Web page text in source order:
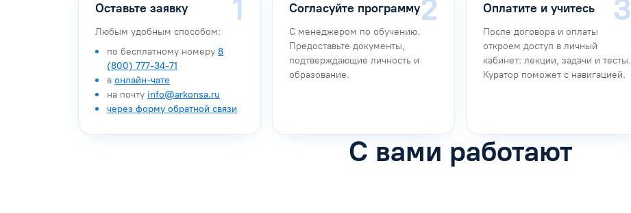
Оставьте заявку
Любым удобным способом:
по бесплатному номеру 8
(800) 777-34-71
в онлайн-чате
на почту info@arkonsa.ru
через форму обратной связи
Согласуйте программу
С менеджером по обучению.
Предоставьте документы,
подтверждающие личность и
образование.
Оплатите и учитесь
После договора и оплаты
откроем доступ в личный
кабинет: лекции, задачи и тесты.
Куратор поможет с навигацией.
С вами работают